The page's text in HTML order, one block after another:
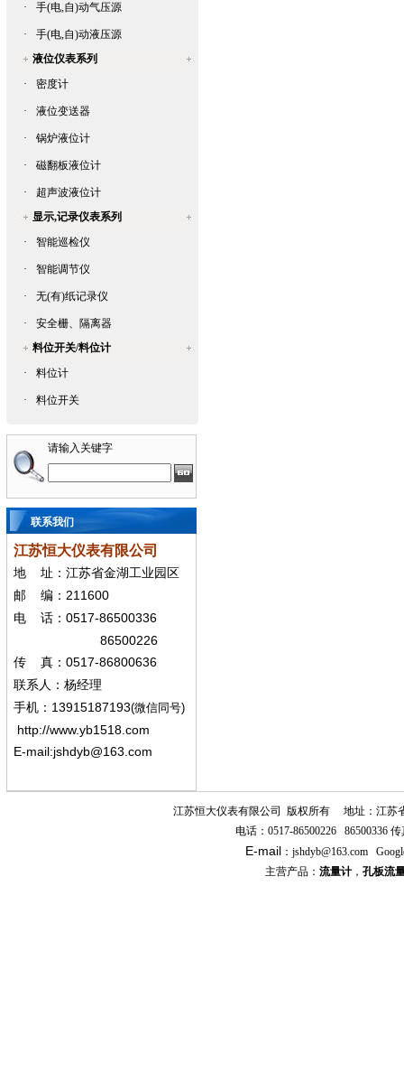
· 手(电,自)动气压源
·
手(电,自)动液压源
液位仪表系列
·
密度计
· 液位变送器
· 锅炉液位计
· 磁翻板液位计
·
超声波液位计
显示,记录仪表系列
·
智能巡检仪
· 智能调节仪
· 无(有)纸记录仪
·
安全栅、隔离器
料位开关/料位计
·
料位计
· 料位开关
请输入关键字
联系我们
江苏恒大仪表有限公司
地
址：江苏省金湖工业园区
邮
编： 211600
电 话： 0517-86500336
86500226
传 真： 0517-86800636
联系人：杨经理
手机 ： 13915187193(微信同号)
http://www.yb1518.com
E-mail:jshdyb@163.com
江苏恒大仪表有限公司 版权所有
地址：江苏
电话： 0517-86500226 86500336 传
E-mail ： jshdyb@163.com
主营产品： 流量计， 孔板流